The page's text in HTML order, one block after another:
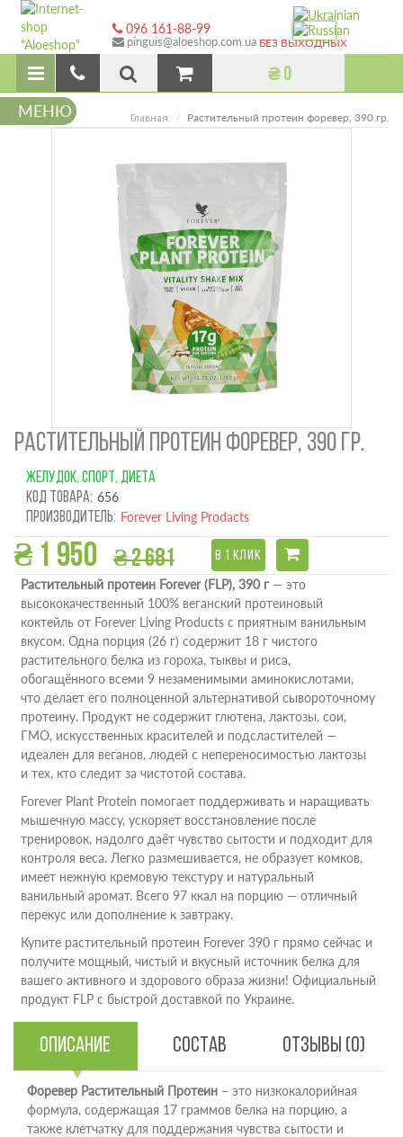
096 161-88-99
pinguis@aloeshop.com.ua БЕЗ ВЫХОДНЫХ
₴ 0
МЕНЮ Главная Растительный протеин форевер, 390 гр.
РАСТИТЕЛЬНЫЙ ПРОТЕИН ФОРЕВЕР, 390 ГР.
ЖЕЛУДОК, СПОРТ, ДИЕТА
Код товара: 656
Производитель: Forever Living Prodacts
₴ 1 950 ₴ 2 681 В 1 КЛИК
Растительный протеин Forever (FLP), 390 г — это
высококачественный 100% веганский протеиновый
коктейль от Forever Living Products с приятным ванильным
вкусом. Одна порция (26 г) содержит 18 г чистого
растительного белка из гороха, тыквы и риса,
обогащённого всеми 9 незаменимыми аминокислотами,
что делает его полноценной альтернативой сывороточному
протеину. Продукт не содержит глютена, лактозы, сои,
ГМО, искусственных красителей и подсластителей —
идеален для веганов, людей с непереносимостью лактозы
и тех, кто следит за чистотой состава.
Forever Plant Protein помогает поддерживать и наращивать
мышечную массу, ускоряет восстановление после
тренировок, надолго даёт чувство сытости и подходит для
контроля веса. Легко размешивается, не образует комков,
имеет нежную кремовую текстуру и натуральный
ванильный аромат. Всего 97 ккал на порцию — отличный
перекус или дополнение к завтраку.
Купите растительный протеин Forever 390 г прямо сейчас и
получите мощный, чистый и вкусный источник белка для
вашего активного и здорового образа жизни! Официальный
продукт FLP с быстрой доставкой по Украине.
Описание Состав Отзывы (0)
Форевер Растительный Протеин – это низкокалорийная
формула, содержащая 17 граммов белка на порцию, а
также клетчатку для поддержания чувства сытости и